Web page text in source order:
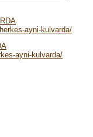
ayni-kulvarda/